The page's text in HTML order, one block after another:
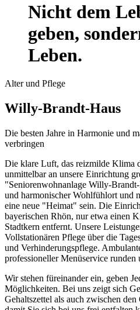
Nicht dem
geben,
Leben.
Alter und Pflege
Willy-Brandt-Haus
Die besten Jahre in Harmonie und
verbringen
Die klare Luft, das reizmilde Klima
unmittelbar an unsere Einrichtung
"Seniorenwohnanlage Willy-
und harmonischer Wohlfühlort und
eine neue "Heimat" sein. Die
bayerischen Rhön, nur etwa einen
Stadtkern entfernt. Unsere
Vollstationären Pflege über die
und Verhinderungspflege.
professioneller Menüservice runden
Wir stehen füreinander ein, geben
Möglichkeiten. Bei uns zeigt sich
Gehaltszettel als auch zwischen